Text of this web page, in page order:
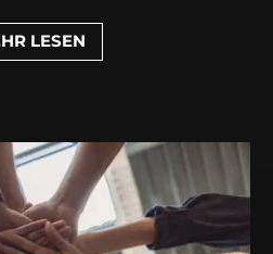
LESEN